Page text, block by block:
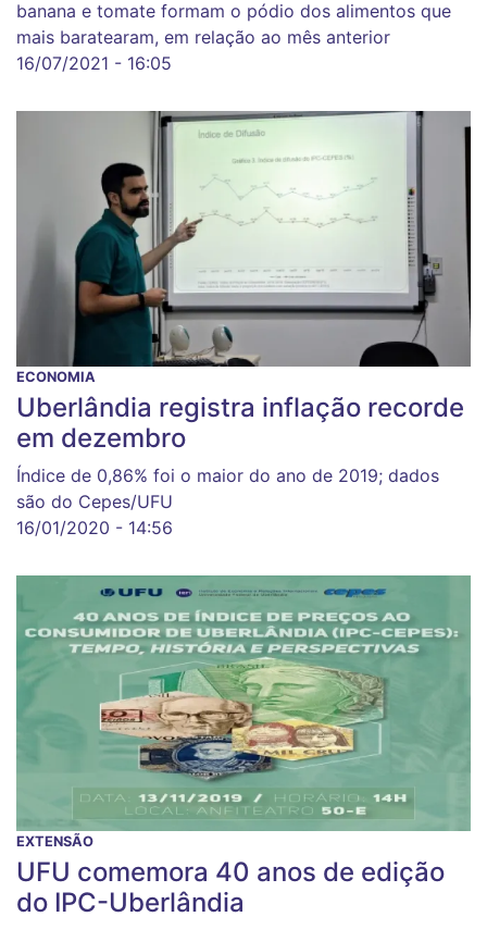
banana e tomate formam o pódio dos alimentos que
mais baratearam, em relação ao mês anterior
16/07/2021 - 16:05
ECONOMIA
Uberlândia registra inflação recorde
em dezembro
Índice de 0,86% foi o maior do ano de 2019; dados
são do Cepes/UFU
16/01/2020 - 14:56
EXTENSÃO
UFU comemora 40 anos de edição
do IPC-Uberlândia